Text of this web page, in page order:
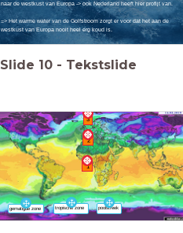
naar de westkust van Europa -> ook Nederland heeft hier profijt van.
=> Het warme water van de Golfstroom zorgt er voor dat het aan de
westkust van Europa nooit heel erg koud is.
Slide 10 - Tekstslide
1
2
3
tropische zone
gematigde zone poolstreek